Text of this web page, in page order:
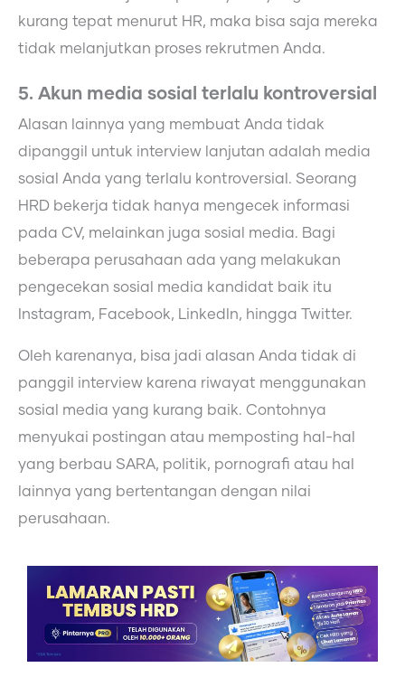
kurang tepat menurut HR, maka bisa saja mereka
tidak melanjutkan proses rekrutmen Anda.
5. Akun media sosial terlalu kontroversial
Alasan lainnya yang membuat Anda tidak
dipanggil untuk interview lanjutan adalah media
sosial Anda yang terlalu kontroversial. Seorang
HRD bekerja tidak hanya mengecek informasi
pada CV, melainkan juga sosial media. Bagi
beberapa perusahaan ada yang melakukan
pengecekan sosial media kandidat baik itu
Instagram, Facebook, LinkedIn, hingga Twitter.
Oleh karenanya, bisa jadi alasan Anda tidak di
panggil interview karena riwayat menggunakan
sosial media yang kurang baik. Contohnya
menyukai postingan atau memposting hal-hal
yang berbau SARA, politik, pornografi atau hal
lainnya yang bertentangan dengan nilai
perusahaan.